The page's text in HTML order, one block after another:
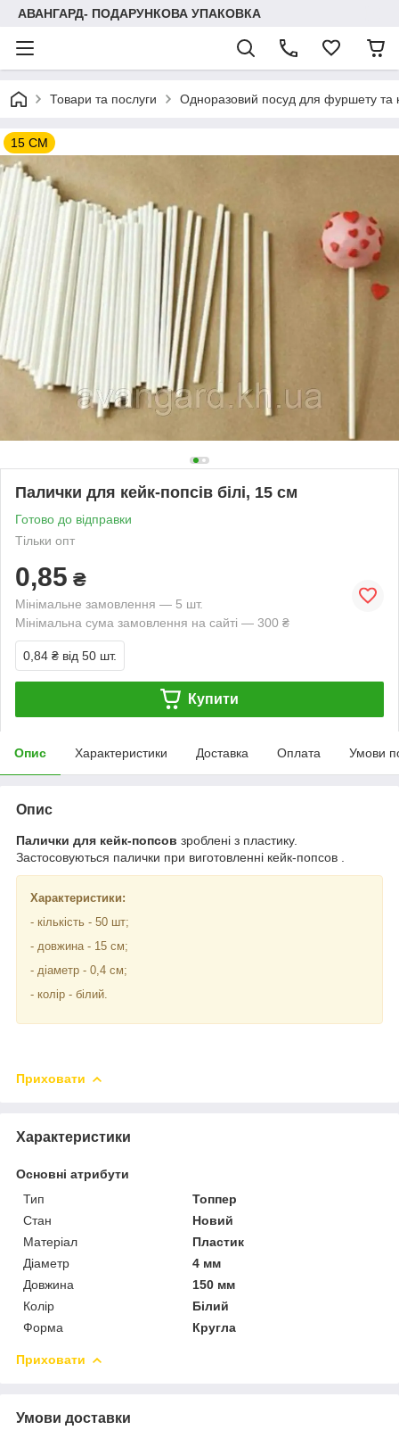
АВАНГАРД- ПОДАРУНКОВА УПАКОВКА
Товари та послуги Одноразовий посуд для фуршету та
15 СМ
Палички для кейк-попсів білі, 15 см
Готово до відправки
Тільки опт
0,85 ₴
Мінімальне замовлення — 5 шт.
Мінімальна сума замовлення на сайті — 300 ₴
0,84 ₴ від 50 шт.
Купити
Опис Характеристики Доставка Оплата Умови
Опис
Палички для кейк-попсов зроблені з пластику.
Застосовуються палички при виготовленні кейк-попсов .
Характеристики:
- кількість - 50 шт;
- довжина - 15 см;
- діаметр - 0,4 см;
- колір - білий.
Приховати
Характеристики
Основні атрибути
Тип
Топпер
Стан
Новий
Матеріал
Пластик
Діаметр
4 мм
Довжина
150 мм
Колір
Білий
Форма
Кругла
Приховати
Умови доставки